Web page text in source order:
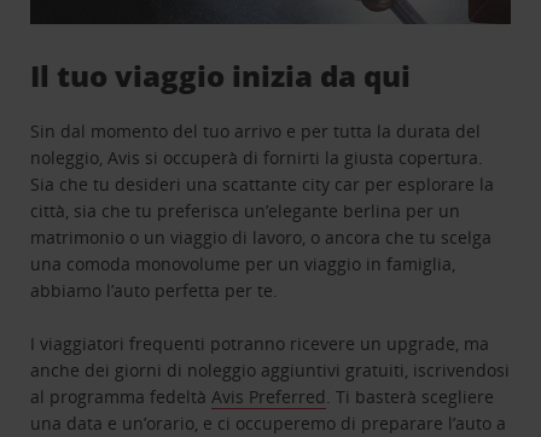
Il tuo viaggio inizia da qui
Sin dal momento del tuo arrivo e per tutta la durata del
noleggio, Avis si occuperà di fornirti la giusta copertura.
Sia che tu desideri una scattante city car per esplorare la
città, sia che tu preferisca un’elegante berlina per un
matrimonio o un viaggio di lavoro, o ancora che tu scelga
una comoda monovolume per un viaggio in famiglia,
abbiamo l’auto perfetta per te.
I viaggiatori frequenti potranno ricevere un upgrade, ma
anche dei giorni di noleggio aggiuntivi gratuiti, iscrivendosi
al programma fedeltàAvis Preferred. Ti basterà scegliere
una data e un’orario, e ci occuperemo di preparare l’auto a